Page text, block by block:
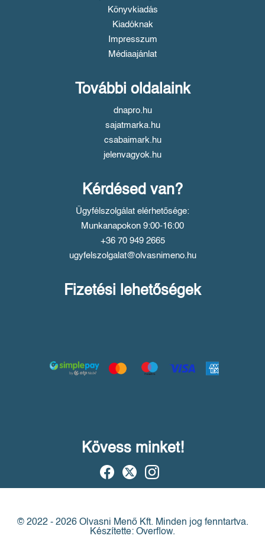
Könyvkiadás
Kiadóknak
Impresszum
Médiaajánlat
További oldalaink
dnapro.hu
sajatmarka.hu
csabaimark.hu
jelenvagyok.hu
Kérdésed van?
Ügyfélszolgálat elérhetősége:
Munkanapokon 9:00-16:00
+36 70 949 2665
ugyfelszolgalat@olvasnimeno.hu
Fizetési lehetőségek
Kövess minket!
© 2022 - 2026 Olvasni Menő Kft. Minden jog fenntartva.
Készítette: Overflow.